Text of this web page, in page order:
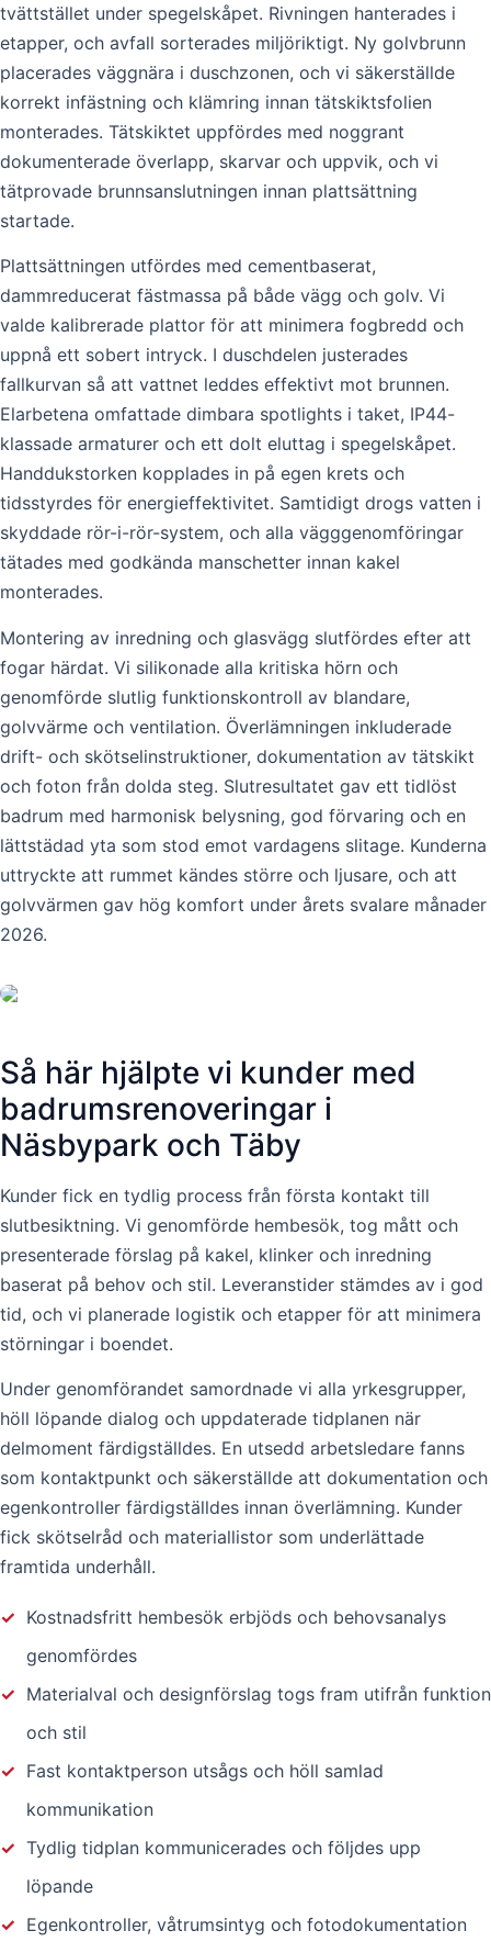
tvättstället under spegelskåpet. Rivningen hanterades i
etapper, och avfall sorterades miljöriktigt. Ny golvbrunn
placerades väggnära i duschzonen, och vi säkerställde
korrekt infästning och klämring innan tätskiktsfolien
monterades. Tätskiktet uppfördes med noggrant
dokumenterade överlapp, skarvar och uppvik, och vi
tätprovade brunnsanslutningen innan plattsättning
startade.
Plattsättningen utfördes med cementbaserat,
dammreducerat fästmassa på både vägg och golv. Vi
valde kalibrerade plattor för att minimera fogbredd och
uppnå ett sobert intryck. I duschdelen justerades
fallkurvan så att vattnet leddes effektivt mot brunnen.
Elarbetena omfattade dimbara spotlights i taket, IP44-
klassade armaturer och ett dolt eluttag i spegelskåpet.
Handdukstorken kopplades in på egen krets och
tidsstyrdes för energieffektivitet. Samtidigt drogs vatten i
skyddade rör-i-rör-system, och alla vägggenomföringar
tätades med godkända manschetter innan kakel
monterades.
Montering av inredning och glasvägg slutfördes efter att
fogar härdat. Vi silikonade alla kritiska hörn och
genomförde slutlig funktionskontroll av blandare,
golvvärme och ventilation. Överlämningen inkluderade
drift- och skötselinstruktioner, dokumentation av tätskikt
och foton från dolda steg. Slutresultatet gav ett tidlöst
badrum med harmonisk belysning, god förvaring och en
lättstädad yta som stod emot vardagens slitage. Kunderna
uttryckte att rummet kändes större och ljusare, och att
golvvärmen gav hög komfort under årets svalare månader
2026.
Så här hjälpte vi kunder med
badrumsrenoveringar i
Näsbypark och Täby
Kunder fick en tydlig process från första kontakt till
slutbesiktning. Vi genomförde hembesök, tog mått och
presenterade förslag på kakel, klinker och inredning
baserat på behov och stil. Leveranstider stämdes av i god
tid, och vi planerade logistik och etapper för att minimera
störningar i boendet.
Under genomförandet samordnade vi alla yrkesgrupper,
höll löpande dialog och uppdaterade tidplanen när
delmoment färdigställdes. En utsedd arbetsledare fanns
som kontaktpunkt och säkerställde att dokumentation och
egenkontroller färdigställdes innan överlämning. Kunder
fick skötselråd och materiallistor som underlättade
framtida underhåll.
✓ Kostnadsfritt hembesök erbjöds och behovsanalys
genomfördes
✓ Materialval och designförslag togs fram utifrån funktion
och stil
✓ Fast kontaktperson utsågs och höll samlad
kommunikation
✓ Tydlig tidplan kommunicerades och följdes upp
löpande
✓ Egenkontroller, våtrumsintyg och fotodokumentation